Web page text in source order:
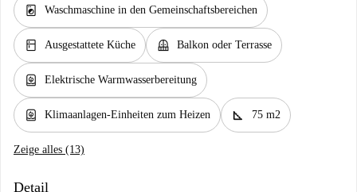
local_laundry_service Waschmaschine in den Gemeinschaftsbereichen
kitchen Ausgestattete Küche balcony Balkon oder Terrasse
water_heater Elektrische Warmwasserbereitung
water_heater Klimaanlagen-Einheiten zum Heizen square_foot 75 m2
Zeige alles (13)
Detail